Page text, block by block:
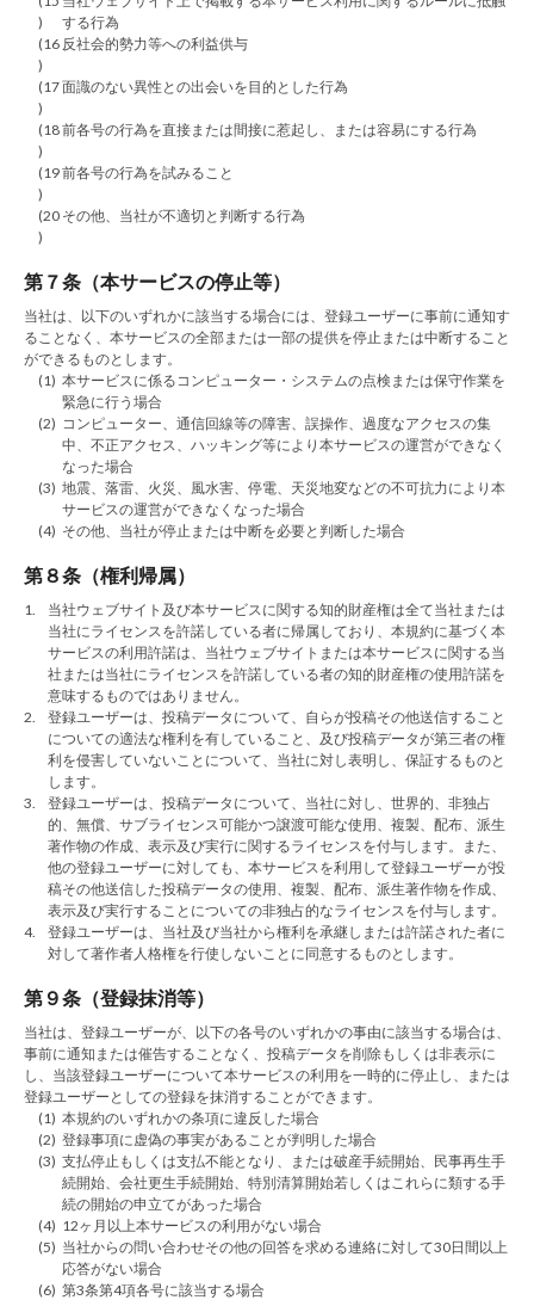
)
する行為
(16
)
反社会的勢力等への利益供与
(17
)
面識のない異性との出会いを目的とした行為
(18
)
前各号の行為を直接または間接に惹起し、または容易にする行為
(19
)
前各号の行為を試みること
(20
)
その他、当社が不適切と判断する行為
第７条（本サービスの停止等）
当社は、以下のいずれかに該当する場合には、登録ユーザーに事前に通知す
ることなく、本サービスの全部または一部の提供を停止または中断すること
ができるものとします。
(1) 本サービスに係るコンピューター・システムの点検または保守作業を
緊急に行う場合
(2) コンピューター、通信回線等の障害、誤操作、過度なアクセスの集
中、不正アクセス、ハッキング等により本サービスの運営ができなく
なった場合
(3) 地震、落雷、火災、風水害、停電、天災地変などの不可抗力により本
サービスの運営ができなくなった場合
(4) その他、当社が停止または中断を必要と判断した場合
第８条（権利帰属）
1.
当社ウェブサイト及び本サービスに関する知的財産権は全て当社または
当社にライセンスを許諾している者に帰属しており、本規約に基づく本
サービスの利用許諾は、当社ウェブサイトまたは本サービスに関する当
社または当社にライセンスを許諾している者の知的財産権の使用許諾を
意味するものではありません。
2.
登録ユーザーは、投稿データについて、自らが投稿その他送信すること
についての適法な権利を有していること、及び投稿データが第三者の権
利を侵害していないことについて、当社に対し表明し、保証するものと
します。
3.
登録ユーザーは、投稿データについて、当社に対し、世界的、非独占
的、無償、サブライセンス可能かつ譲渡可能な使用、複製、配布、派生
著作物の作成、表示及び実行に関するライセンスを付与します。また、
他の登録ユーザーに対しても、本サービスを利用して登録ユーザーが投
稿その他送信した投稿データの使用、複製、配布、派生著作物を作成、
表示及び実行することについての非独占的なライセンスを付与します。
4.
登録ユーザーは、当社及び当社から権利を承継しまたは許諾された者に
対して著作者人格権を行使しないことに同意するものとします。
第９条（登録抹消等）
当社は、登録ユーザーが、以下の各号のいずれかの事由に該当する場合は、
事前に通知または催告することなく、投稿データを削除もしくは非表示に
し、当該登録ユーザーについて本サービスの利用を一時的に停止し、または
登録ユーザーとしての登録を抹消することができます。
(1) 本規約のいずれかの条項に違反した場合
(2) 登録事項に虚偽の事実があることが判明した場合
(3) 支払停止もしくは支払不能となり、または破産手続開始、民事再生手
続開始、会社更生手続開始、特別清算開始若しくはこれらに類する手
続の開始の申立てがあった場合
(4) 12ヶ月以上本サービスの利用がない場合
(5) 当社からの問い合わせその他の回答を求める連絡に対して30日間以上
応答がない場合
(6) 第3条第4項各号に該当する場合